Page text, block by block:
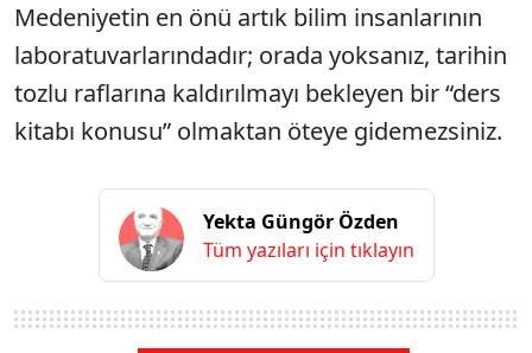
Medeniyetin en önü artık bilim insanlarının
laboratuvarlarındadır; orada yoksanız, tarihin
tozlu raflarına kaldırılmayı bekleyen bir “ders
kitabı konusu” olmaktan öteye gidemezsiniz.
Yekta Güngör Özden
Tüm yazıları için tıklayın